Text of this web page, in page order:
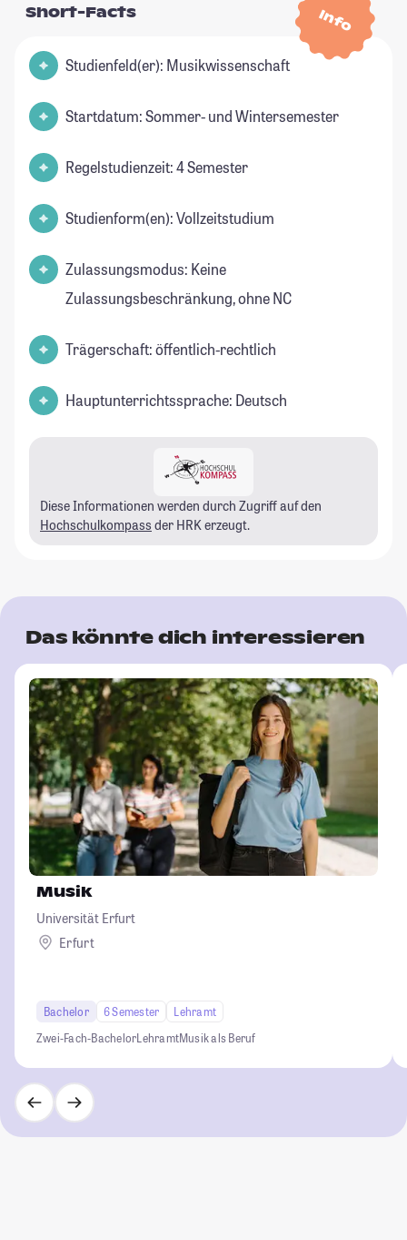
Info
Short-Facts
Studienfeld(er): Musikwissenschaft
Startdatum: Sommer- und Wintersemester
Regelstudienzeit: 4 Semester
Studienform(en): Vollzeitstudium
Zulassungsmodus: Keine
Zulassungsbeschränkung, ohne NC
Trägerschaft: öffentlich-rechtlich
Hauptunterrichtssprache: Deutsch
Diese Informationen werden durch Zugriff auf den
Hochschulkompass der HRK erzeugt.
Das könnte dich interessieren
Musik
Universität Erfurt
Erfurt
Bachelor 6 Semester
Lehramt
Zwei-Fach-BachelorLehramtMusik als Beruf